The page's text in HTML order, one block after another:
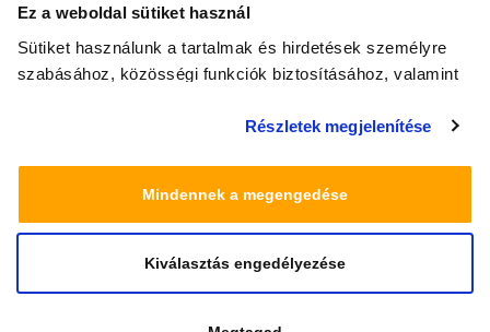
Ez a weboldal sütiket használ
Sütiket használunk a tartalmak és hirdetések személyre
szabásához, közösségi funkciók biztosításához, valamint
média-, hirdető- és elemező partnereinkkel megosztjuk az
amelyeket Ön adott meg számukra vagy az Ön által
használt más szolgáltatásokból gyűjtöttek.
Részletek megjelenítése
Mindennek a megengedése
Kiválasztás engedélyezése